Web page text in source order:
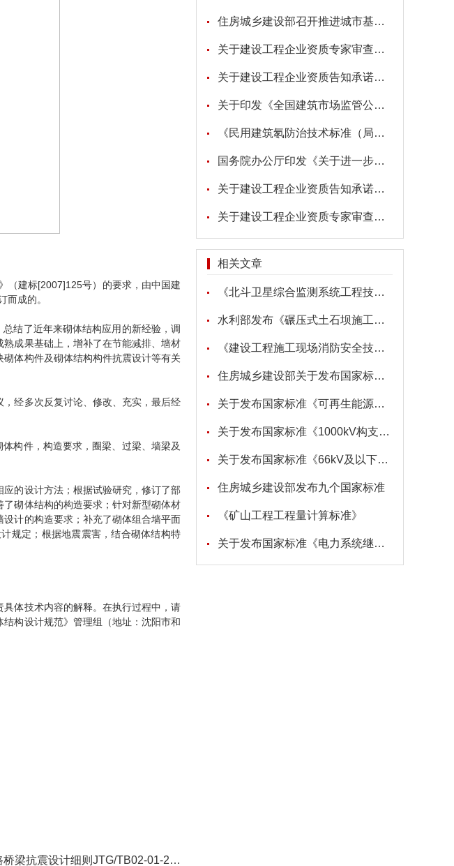
住房城乡建设部召开推进城市基础设施生命线安全工程现场会
关于建设工程企业资质专家审查意见的公示
关于建设工程企业资质告知承诺申报情况的公示
关于印发《全国建筑市场监管公共服务平台工程建设项目招标代理机构信息数据标准》的通知
《民用建筑氡防治技术标准（局部修订征求意见稿）》
国务院办公厅印发《关于进一步促进民间投资发展的若干措施》的通知
关于建设工程企业资质告知承诺申报情况的公示
关于建设工程企业资质专家审查意见的公示
相关文章
《北斗卫星综合监测系统工程技术标准》
水利部发布《碾压式土石坝施工规范》等5项水利行业标准
《建设工程施工现场消防安全技术规范》
住房城乡建设部关于发布国家标准《住宅项目规范》的公告
关于发布国家标准《可再生能源建筑应用工程评价标准》局部修订的公告
关于发布国家标准《1000kV构支架施工及验收规范》局部修订的公告
关于发布国家标准《66kV及以下架空电力线路设计规范》局部修订的公告
住房城乡建设部发布九个国家标准
《矿山工程工程量计算标准》
关于发布国家标准《电力系统继电保护及自动化设备柜（屏）工程技术规范》局部修订的公告
（建标[2007]125号）的要求，由中国建
成的。
结了近年来砌体结构应用的新经验，调
成果基础上，增补了在节能减排、墙材
体构件及砌体结构构件抗震设计等有关
经多次反复讨论、修改、充实，最后经
构件，构造要求，圈梁、过梁、墙梁及
的设计方法；根据试验研究，修订了部
砌体结构的构造要求；针对新型砌体材
计的构造要求；补充了砌体组合墙平面
规定；根据地震震害，结合砌体结构特
体技术内容的解释。在执行过程中，请
构设计规范》管理组（地址：沈阳市和
抗震设计细则JTG/TB02-01-2008 PDF免费下载清晰完整版